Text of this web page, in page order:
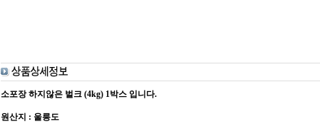
소포장 하지않은 벌크 (4kg) 1박스 입니다.
원산지 : 울릉도